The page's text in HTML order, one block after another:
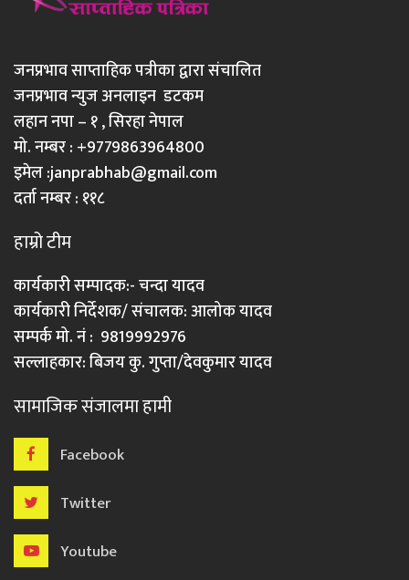
जनप्रभाव साप्ताहिक पत्रीका द्वारा संचालित
जनप्रभाव न्युज अनलाइन डटकम
लहान नपा – १ , सिरहा नेपाल
मो. नम्बर : +9779863964800
इमेल :janprabhab@gmail.com
दर्ता नम्बर : ११८
हाम्रो टीम
कार्यकारी सम्पादक:- चन्दा यादव
कार्यकारी निर्देशक/ संचालक: आलोक यादव
सम्पर्क मो. नं : 9819992976
सल्लाहकार: बिजय कु. गुप्ता/देवकुमार यादव
सामाजिक संजालमा हामी
Facebook
Twitter
Youtube